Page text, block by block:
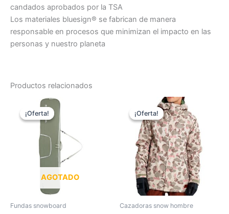
candados aprobados por la TSA
Los materiales bluesign® se fabrican de manera
responsable en procesos que minimizan el impacto en las
personas y nuestro planeta
Productos relacionados
¡Oferta!
AGOTADO
¡Oferta!
Fundas snowboard
El
precio
original
era:
90,00 €.70,00 €.
¡Oferta!
¡Oferta!
Cazadoras snow hombre
precio
original
era:
200,00 €.
El
precio
actual
es:
79,00 €.